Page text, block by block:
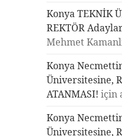
Konya TEKNİK
REKTÖR
Mehmet
Konya
Üniversitesine,
ATANMASI! için
Konya
Üniversitesine,